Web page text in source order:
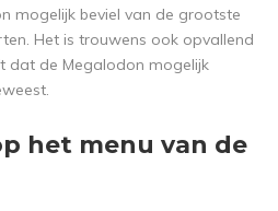
mogelijk beviel van de grootste
Het is trouwens ook opvallend
de Megalodon mogelijk
het menu van de